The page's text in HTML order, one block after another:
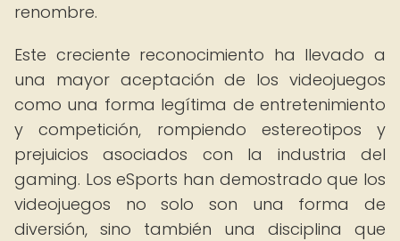
renombre.
Este creciente reconocimiento ha llevado a
una mayor aceptación de los videojuegos
como una forma legítima de entretenimiento
y competición, rompiendo estereotipos y
prejuicios asociados con la industria del
gaming. Los eSports han demostrado que los
videojuegos no solo son una forma de
diversión, sino también una disciplina que